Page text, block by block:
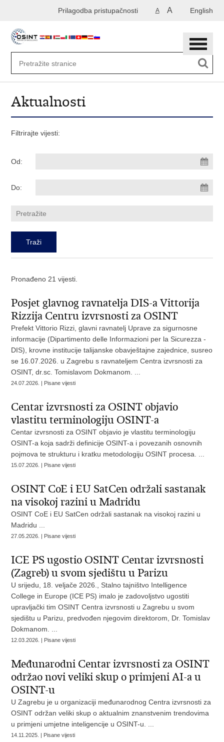
sadržaj
English
A A
Prilagodba pristupačnosti
Aktualnosti
Filtrirajte vijesti:
Od:
Do:
Pronađeno 21 vijesti.
Posjet glavnog ravnatelja DIS-a Vittorija
Rizzija Centru izvrsnosti za OSINT
Prefekt Vittorio Rizzi, glavni ravnatelj Uprave za sigurnosne
informacije (Dipartimento delle Informazioni per la Sicurezza -
DIS), krovne institucije talijanske obavještajne zajednice, susreo
se 16.07.2026. u Zagrebu s ravnateljem Centra izvrsnosti za
OSINT, dr.sc. Tomislavom Dokmanom. ...
24.07.2026. | Pisane vijesti
Centar izvrsnosti za OSINT objavio
vlastitu terminologiju OSINT-a
Centar izvrsnosti za OSINT objavio je vlastitu terminologiju
OSINT-a koja sadrži definicije OSINT-a i povezanih osnovnih
pojmova te strukturu i kratku metodologiju OSINT procesa. ...
15.07.2026. | Pisane vijesti
OSINT CoE i EU SatCen održali sastanak
na visokoj razini u Madridu
OSINT CoE i EU SatCen održali sastanak na visokoj razini u
Madridu ...
27.05.2026. | Pisane vijesti
ICE PS ugostio OSINT Centar izvrsnosti
(Zagreb) u svom sjedištu u Parizu
U srijedu, 18. veljače 2026., Stalno tajništvo Intelligence
College in Europe (ICE PS) imalo je zadovoljstvo ugostiti
upravljački tim OSINT Centra izvrsnosti u Zagrebu u svom
sjedištu u Parizu, predvođen njegovim direktorom, Dr. Tomislav
Dokmanom. ...
12.03.2026. | Pisane vijesti
Međunarodni Centar izvrsnosti za OSINT
održao novi veliki skup o primjeni AI-a u
OSINT-u
U Zagrebu je u organizaciji međunarodnog Centra izvrsnosti za
OSINT održan veliki skup o aktualnim znanstvenim trendovima
u primjeni umjetne inteligencije u OSINT-u. ...
14.11.2025. | Pisane vijesti